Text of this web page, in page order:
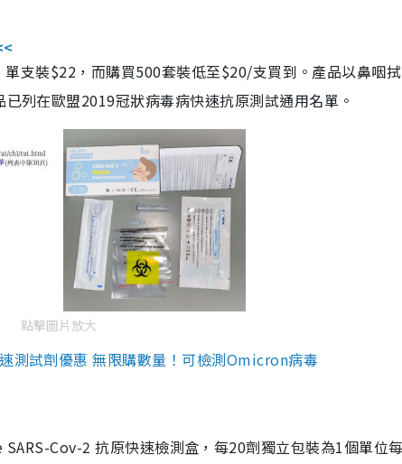
支裝$22，而購買500套裝低至$20/支買到。產品以鼻咽
列在歐盟2019冠狀病毒病快速抗原測試通用名單。
點擊圖片放大
測試劑優惠 無限購數量！可檢測Omicron病毒
Cov-2 抗原快速檢測盒，每20劑獨立包裝為1個單位